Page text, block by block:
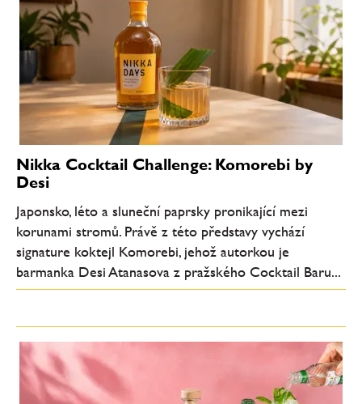
Nikka Cocktail Challenge: Komorebi by
Desi
Japonsko, léto a sluneční paprsky pronikající mezi
korunami stromů. Právě z této představy vychází
signature koktejl Komorebi, jehož autorkou je
barmanka Desi Atanasova z pražského Cocktail Baru...